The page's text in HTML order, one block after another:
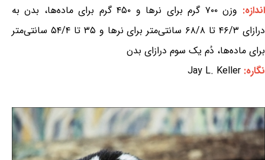
اندازه:
وزن ۷۰۰ گرم برای نرها و ۴۵۰ گرم برای ماده‌ها، بدن به
درازای ۴۶/۳ تا ۶۸/۸ سانتی‌متر برای نرها و ۳۵ تا ۵۴/۴ سانتی‌متر
برای ماده‌ها، دُم یک سوم درازای بدن
نگاره: Jay L. Keller